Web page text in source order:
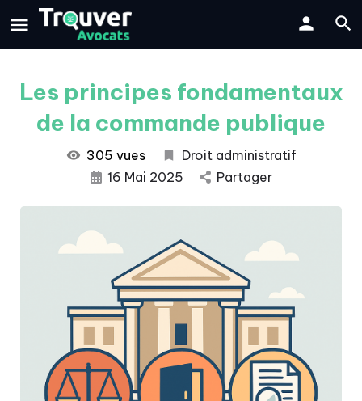
Les principes fondamentaux
de la commande publique
305 vues
Droit administratif
16 Mai 2025
Partager